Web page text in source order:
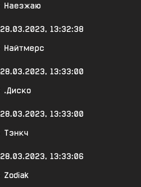
Наезжаю
28.03.2023, 13:32:38
Найтмерс
28.03.2023, 13:33:00
.Диско
28.03.2023, 13:33:00
Тэнкч
28.03.2023, 13:33:06
Zodiak